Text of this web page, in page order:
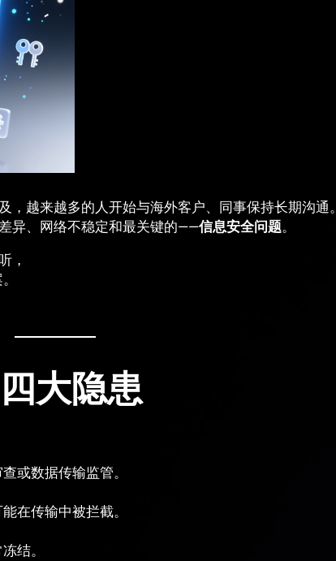
，越来越多的人开始与海外客户、同事保持长期沟通。
异、网络不稳定和最关键的——信息安全问题。
，
大隐患
或数据传输监管。
在传输中被拦截。
结。